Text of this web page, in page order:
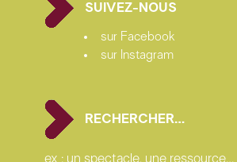
SUIVEZ-NOUS
sur Facebook
sur Instagram
RECHERCHER…